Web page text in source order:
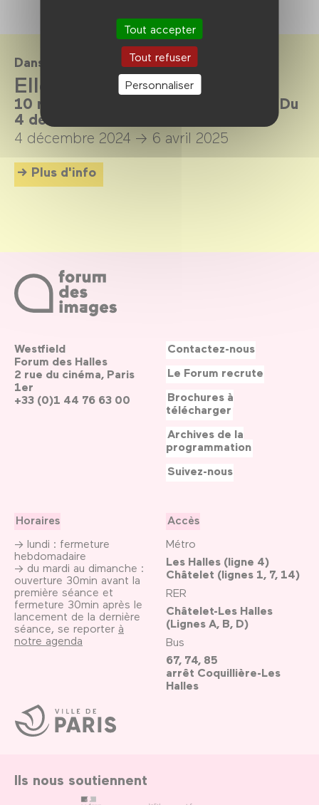
Tout accepter
Tout refuser
Personnaliser
Dans le cadre de
Elles sont là pour rester
10 réalisatrices aujourd’hui en France. Du
4 décembre 2024 au 6 avril 2025.
4 décembre 2024 → 6 avril 2025
Plus d'info
Ville
de
Paris
Westfield
Forum des Halles
2 rue du cinéma, Paris
1er
+33 (0)1 44 76 63 00
Horaires
→ lundi : fermeture
hebdomadaire
→ du mardi au dimanche :
ouverture 30min avant la
première séance et
fermeture 30min après le
lancement de la dernière
séance, se reporter à
notre agenda
Accès
Métro
Les Halles (ligne 4)
Châtelet (lignes 1, 7, 14)
RER
Châtelet-Les Halles
(Lignes A, B, D)
Bus
67, 74, 85
arrêt Coquillière-Les
Halles
Contactez-nous
Le Forum recrute
Brochures à
télécharger
Archives de la
programmation
Suivez-nous
Ils nous soutiennent